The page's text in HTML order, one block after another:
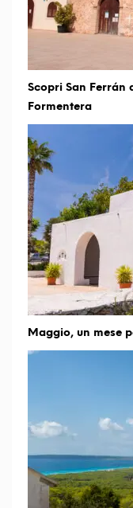
Scopri San Ferrán
Formentera
Maggio, un mese